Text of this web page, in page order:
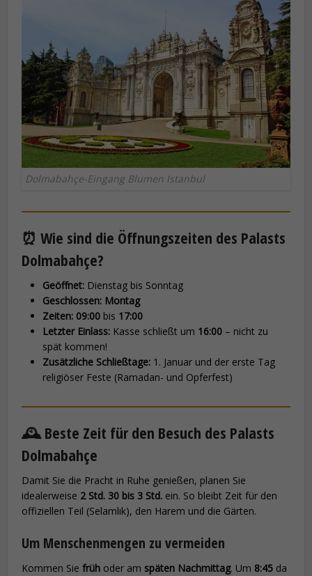
Dolmabahçe-Eingang Blumen Istanbul
⏰ Wie sind die Öffnungszeiten des Palasts
Dolmabahçe?
Geöffnet: Dienstag bis Sonntag
Geschlossen: Montag
Zeiten: 09:00 bis 17:00
Letzter Einlass: Kasse schließt um 16:00 – nicht zu
spät kommen!
Zusätzliche Schließtage: 1. Januar und der erste Tag
religiöser Feste (Ramadan- und Opferfest)
🕰️ Beste Zeit für den Besuch des Palasts
Dolmabahçe
Damit Sie die Pracht in Ruhe genießen, planen Sie
idealerweise 2 Std. 30 bis 3 Std. ein. So bleibt Zeit für den
offiziellen Teil (Selamlık), den Harem und die Gärten.
Um Menschenmengen zu vermeiden
Kommen Siefrüh oder am späten Nachmittag. Um 8:45 da